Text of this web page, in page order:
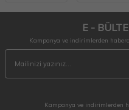
E -
Kampanya ve indirimlerden
Kampanya ve indirimlerden